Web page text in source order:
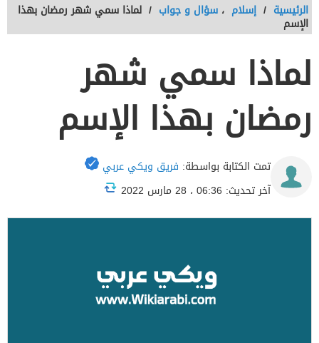
الرئيسية / إسلام ، سؤال و جواب / لماذا سمي شهر رمضان بهذا
الإسم
لماذا سمي شهر
رمضان بهذا الإسم
تمت الكتابة بواسطة: فريق ويكي عربي
آخر تحديث: 06:36 ، 28 مارس 2022